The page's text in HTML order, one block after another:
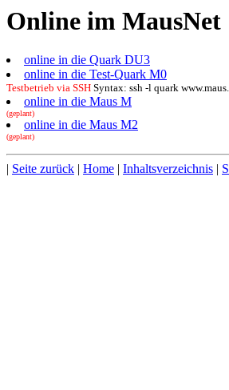
Online im MausNet
online in die Quark DU3
online in die Test-Quark M0
Testbetrieb via SSH Syntax: ssh -l quark
online in die Maus M
(geplant)
online in die Maus M2
(geplant)
| Seite zurück | Home | Inhaltsverzeichnis |